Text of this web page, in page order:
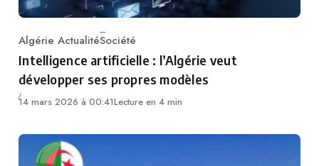
Category
Algérie ActualitéSociété
Intelligence artificielle : l’Algérie veut
développer ses propres modèles
14 mars 2026 à 00:41Lecture en 4 min